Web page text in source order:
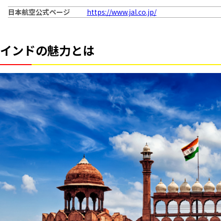
日本航空公式ページ https://www.jal.co.jp/
インドの魅力とは